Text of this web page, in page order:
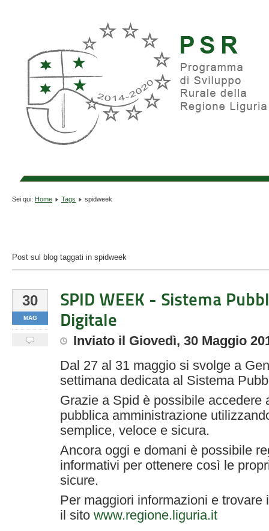
Sei qui: Home Tags spidweek
Post sul blog taggati in spidweek
30
MAG
SPID WEEK - Sistema
Digitale
Inviato il Giovedì, 30 Maggio
Dal 27 al 31 maggio si svolge a
settimana dedicata al Sistema
Grazie a Spid è possibile accedere
pubblica amministrazione
semplice, veloce e sicura.
Ancora oggi e domani è possibile
informativi per ottenere così le
sicure.
Per maggiori informazioni e
il sito www.regione.liguria.it